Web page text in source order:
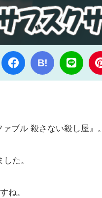
B!
ブル 殺さない殺し屋』。
た。
ね。